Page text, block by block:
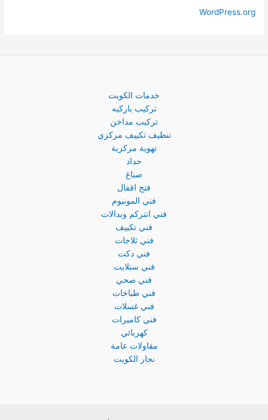
WordPress.org
خدمات الكويت
تركيب باركيه
تركيب مداخن
تنظيف تكييف مركزي
تهوية مركزية
حداد
صباغ
فتح اقفال
فني المونيوم
فني انتركم وبدالات
فني تكييف
فني ثلاجات
فني دكت
فني ستلايت
فني صحي
فني طباخات
فني غسلات
فني كاميرات
كهربائي
مقاولات عامة
نجار الكويت